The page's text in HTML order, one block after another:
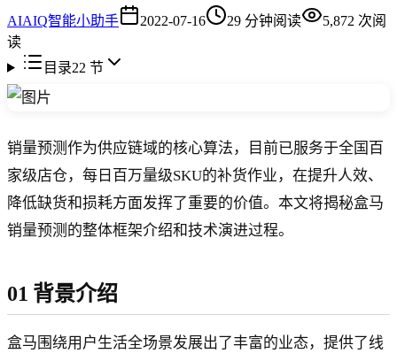
AIAIQ智能小助手 2022-07-16 29 分钟阅读 5,872 次阅
读
目录22 节
销量预测作为供应链域的核心算法，目前已服务于全国百
家级店仓，每日百万量级SKU的补货作业，在提升人效、
降低缺货和损耗方面发挥了重要的价值。本文将揭秘盒马
销量预测的整体框架介绍和技术演进过程。
01 背景介绍
盒马围绕用户生活全场景发展出了丰富的业态，提供了线